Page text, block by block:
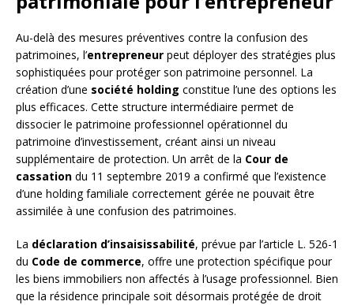
Au-delà des mesures préventives contre la confusion des
patrimoines, l’entrepreneur peut déployer des stratégies plus
sophistiquées pour protéger son patrimoine personnel. La
création d’une société holding constitue l’une des options les
plus efficaces. Cette structure intermédiaire permet de
dissocier le patrimoine professionnel opérationnel du
patrimoine d’investissement, créant ainsi un niveau
supplémentaire de protection. Un arrêt de la Cour de
cassation du 11 septembre 2019 a confirmé que l’existence
d’une holding familiale correctement gérée ne pouvait être
assimilée à une confusion des patrimoines.
La déclaration d’insaisissabilité, prévue par l’article L. 526-1
du Code de commerce, offre une protection spécifique pour
les biens immobiliers non affectés à l’usage professionnel. Bien
que la résidence principale soit désormais protégée de droit